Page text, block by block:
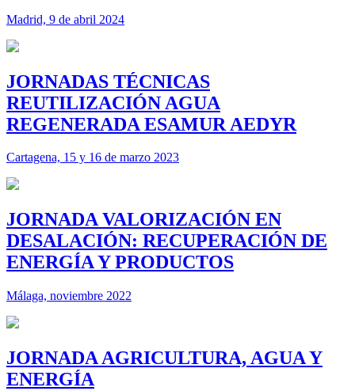
Madrid, 9 de abril 2024
JORNADAS TÉCNICAS
REUTILIZACIÓN AGUA
REGENERADA ESAMUR AEDYR
Cartagena, 15 y 16 de marzo 2023
JORNADA VALORIZACIÓN EN
DESALACIÓN: RECUPERACIÓN DE
ENERGÍA Y PRODUCTOS
Málaga, noviembre 2022
JORNADA AGRICULTURA, AGUA Y
ENERGÍA